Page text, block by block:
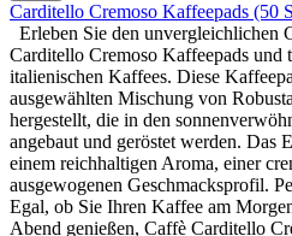
Carditello Cremoso Kaffeepads (50
Erleben Sie den unvergleichlichen
Carditello Cremoso Kaffeepads und
italienischen Kaffees. Diese
ausgewählten Mischung von
hergestellt, die in den
angebaut und geröstet werden. Das
einem reichhaltigen Aroma, einer
ausgewogenen Geschmacksprofil.
Egal, ob Sie Ihren Kaffee am
Abend genießen, Caffè Carditello